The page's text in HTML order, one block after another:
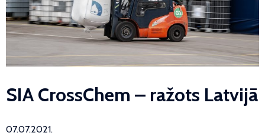
SIA CrossChem – ražots Latvijā
07.07.2021.